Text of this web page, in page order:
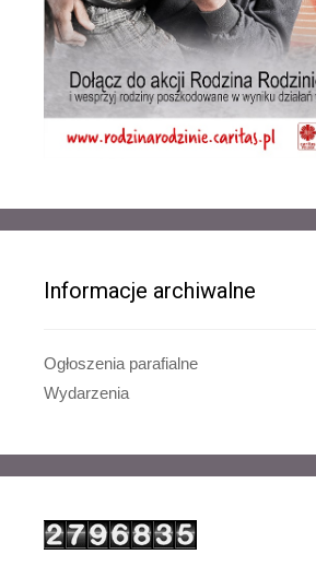
Informacje archiwalne
Ogłoszenia parafialne
Wydarzenia